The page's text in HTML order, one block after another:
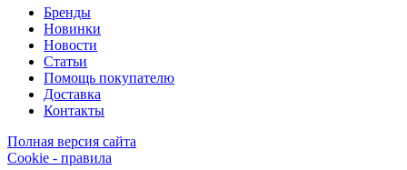
Бренды
Новинки
Новости
Статьи
Помощь покупателю
Доставка
Контакты
Полная версия сайта
Cookie - правила